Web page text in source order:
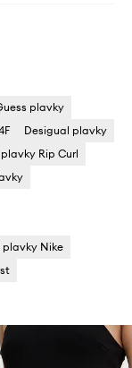
plavky
Desigual plavky
Rip Curl
plavky Nike